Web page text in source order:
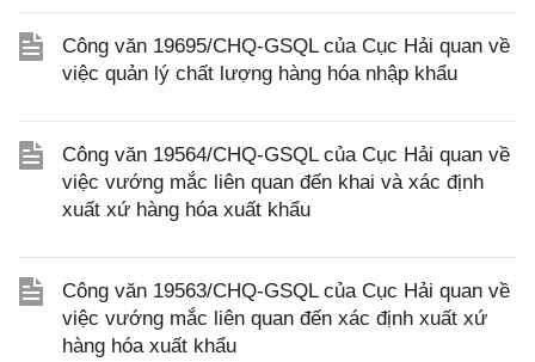
Công văn 19695/CHQ-GSQL của Cục Hải quan về
việc quản lý chất lượng hàng hóa nhập khẩu
Công văn 19564/CHQ-GSQL của Cục Hải quan về
việc vướng mắc liên quan đến khai và xác định
xuất xứ hàng hóa xuất khẩu
Công văn 19563/CHQ-GSQL của Cục Hải quan về
việc vướng mắc liên quan đến xác định xuất xứ
hàng hóa xuất khẩu